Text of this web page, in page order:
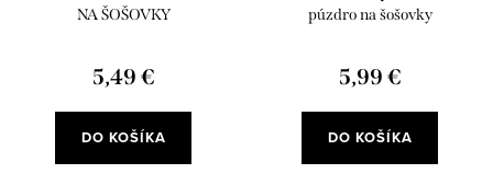
NA ŠOŠOVKY
5,49 €
DO KOŠÍKA
púzdro na šošovky
5,99 €
DO KOŠÍKA